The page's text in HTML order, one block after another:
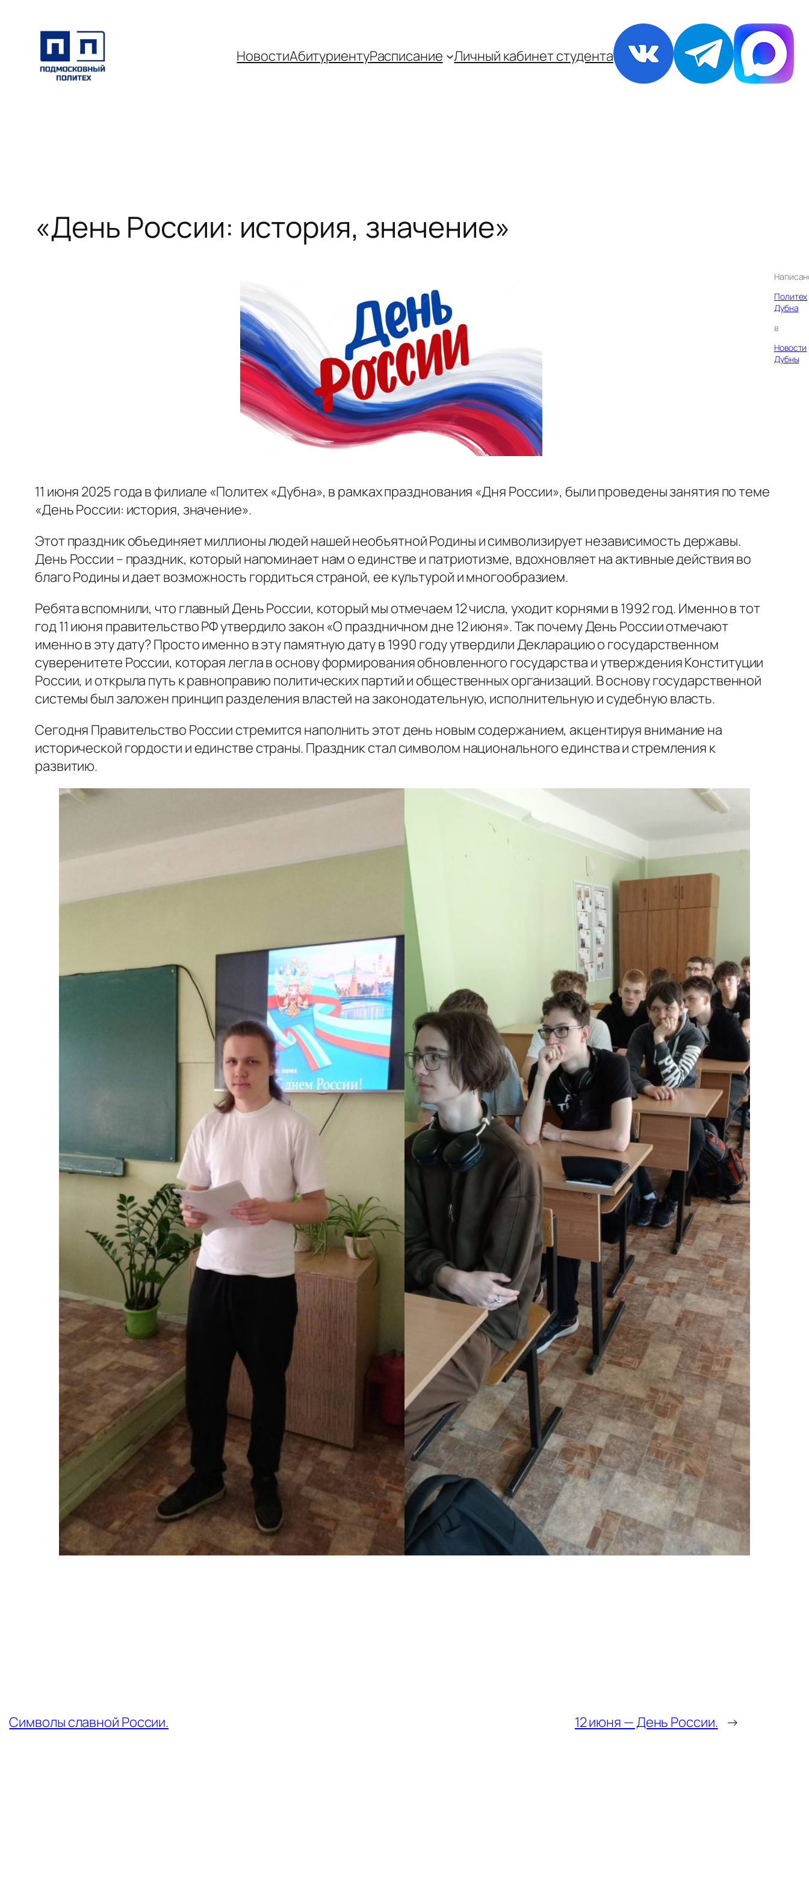
содержимому
НовостиАбитуриентуРаспиcание Личный кабинет студента
«День России: история, значение»
Политех
Дубна
в
Новости
Дубны
11 июня 2025 года в филиале «Политех «Дубна», в рамках празднования «Дня России», были проведены занятия по теме
«День России: история, значение».
Этот праздник объединяет миллионы людей нашей необъятной Родины и символизирует независимость державы.
День России – праздник, который напоминает нам о единстве и патриотизме, вдохновляет на активные действия во
благо Родины и дает возможность гордиться страной, ее культурой и многообразием.
Ребята вспомнили, что главный День России, который мы отмечаем 12 числа, уходит корнями в 1992 год. Именно в тот
год 11 июня правительство РФ утвердило закон «О праздничном дне 12 июня». Так почему День России отмечают
именно в эту дату? Просто именно в эту памятную дату в 1990 году утвердили Декларацию о государственном
суверенитете России, которая легла в основу формирования обновленного государства и утверждения Конституции
России, и открыла путь к равноправию политических партий и общественных организаций. В основу государственной
системы был заложен принцип разделения властей на законодательную, исполнительную и судебную власть.
Сегодня Правительство России стремится наполнить этот день новым содержанием, акцентируя внимание на
исторической гордости и единстве страны. Праздник стал символом национального единства и стремления к
развитию.
Символы славной России. 12 июня — День России. →